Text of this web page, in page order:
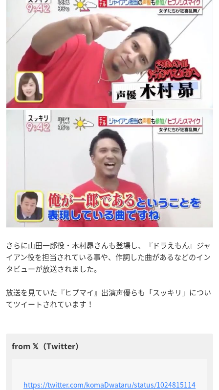
さらに山田一郎役・木村昴さんも登場し、『ドラえもん』ジャ
イアン役を担当されている事や、作詞した曲があるなどのイン
タビューが放送されました。
放送を見ていた『ヒプマイ』出演声優らも「スッキリ」につい
てツイートされています！
https://twitter.com/komaDwataru/status/1024815114